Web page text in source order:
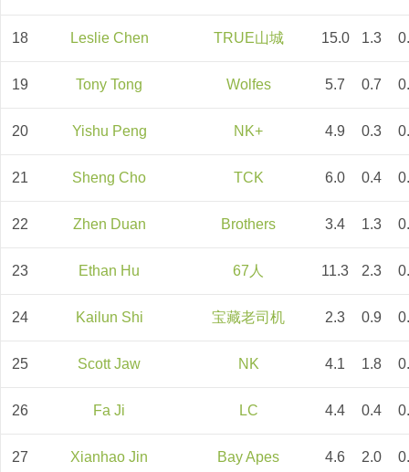
18 Leslie Chen TRUE山城 15.0 1.3
19 Tony Tong Wolfes 5.7 0.7
20 Yishu Peng NK+ 4.9 0.3
21 Sheng Cho TCK 6.0 0.4
22 Zhen Duan Brothers 3.4 1.3
23 Ethan Hu 67人 11.3 2.3
24 Kailun Shi 宝藏老司机 2.3 0.9
25 Scott Jaw NK 4.1 1.8
26 Fa Ji LC 4.4 0.4
27 Xianhao Jin Bay Apes 4.6 2.0